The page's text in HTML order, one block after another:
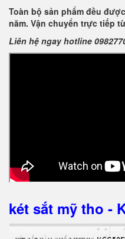
Toàn bộ sản phẩm đều
năm. Vận chuyển trực tiếp
Liên hệ ngay hotline
két sắt mỹ tho -